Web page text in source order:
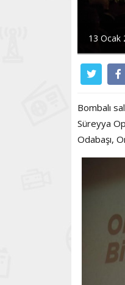
13 Ocak
Bombalı
Süreyya
Odabaşı,